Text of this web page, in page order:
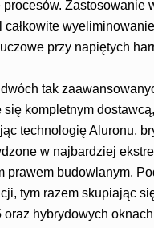
Zastosowanie
przy napiętych
tak
się kompletnym
technologię Aluronu,
w najbardziej
prawem budowlanym.
tym razem skupiając
oraz hybrydowych